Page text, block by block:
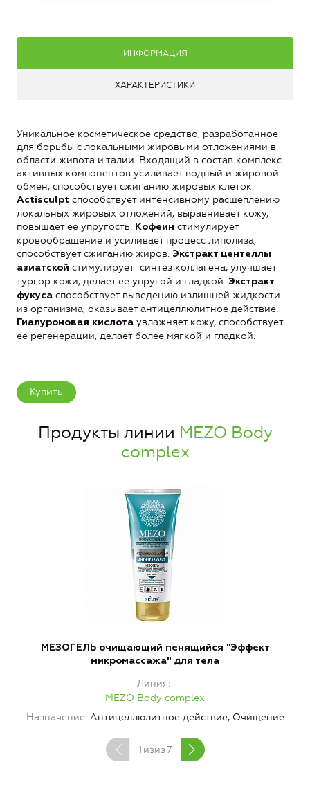
ИНФОРМАЦИЯ
ХАРАКТЕРИСТИКИ
Уникальное косметическое средство, разработанное
для борьбы с локальными жировыми отложениями в
области живота и талии. Входящий в состав комплекс
активных компонентов усиливает водный и жировой
обмен, способствует сжиганию жировых клеток.
Actisculpt способствует интенсивному расщеплению
локальных жировых отложений, выравнивает кожу,
повышает ее упругость. Кофеин стимулирует
кровообращение и усиливает процесс липолиза,
способствует сжиганию жиров. Экстракт центеллы
азиатской стимулирует синтез коллагена, улучшает
тургор кожи, делает ее упругой и гладкой. Экстракт
фукуса способствует выведению излишней жидкости
из организма, оказывает антицеллюлитное действие.
Гиалуроновая кислота увлажняет кожу, способствует
ее регенерации, делает более мягкой и гладкой.
Купить
Продукты линии MEZO Body
complex
МЕЗОГЕЛЬ очищающий пенящийся "Эффект
микромассажа" для тела
Линия
MEZO Body complex
Назначение Антицеллюлитное действие, Очищение
1 изиз7